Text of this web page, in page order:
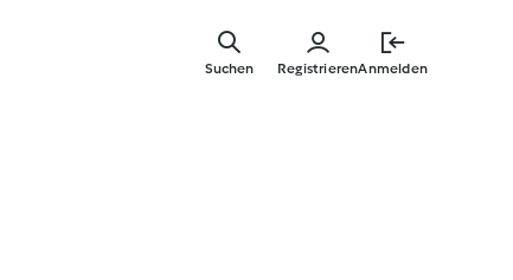
RegistrierenAnmelden
Suchen